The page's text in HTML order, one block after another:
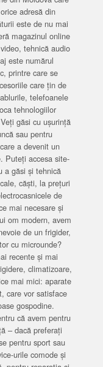
adresă din
este de nu mai
magazinul online
tehnică audio
este numărul
printre care se
care țin de
telefoanele
tehnologiilor
găsi cu ușurință
sau pentru
a devenit un
Puteți accesa site-
a găsi și tehnică
căști, la prețuri
de
mai necesare și
om modern, avem
de un frigider,
cu microunde?
recente și mai
climatizoare,
mai mici: aparate
care vor satisface
gospodine.
că avem pentru
– dacă preferați
pentru sport sau
urile comode și